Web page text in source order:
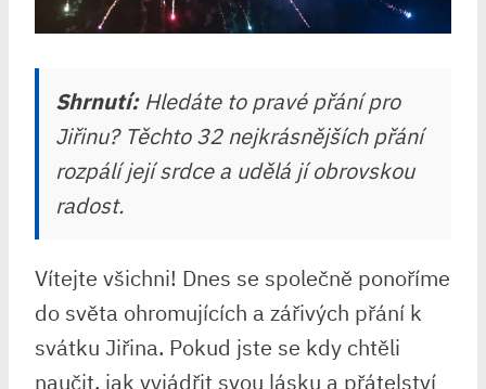
Shrnutí:Hledáte to pravé přání pro
Jiřinu? Těchto 32 nejkrásnějších přání
rozpálí její srdce a udělá jí obrovskou
radost.
Vítejte všichni! Dnes se společně ponoříme
do světa ohromujících a zářivých přání k
svátku Jiřina. Pokud jste se kdy chtěli
naučit, jak vyjádřit svou lásku a přátelství